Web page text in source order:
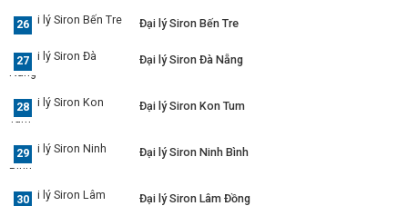
Đại lý Siron Bến Tre
Đại lý Siron Đà Nẵng
Đại lý Siron Kon Tum
Đại lý Siron Ninh Bình
Đại lý Siron Lâm Đồng